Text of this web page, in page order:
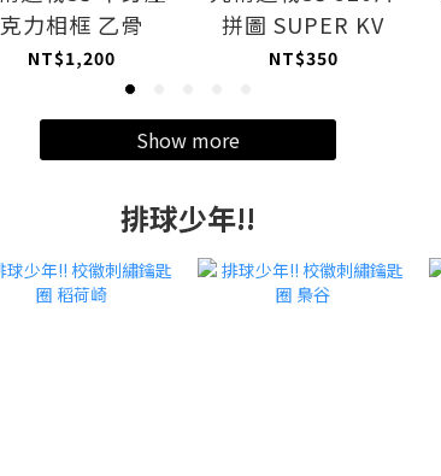
克力相框 乙骨
NT$1,200
拼圖 SUPER KV
NT$350
Show more
排球少年!!